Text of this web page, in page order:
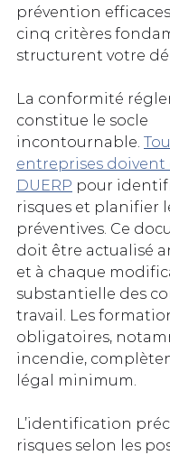
prévention
cinq critères
structurent votre
La conformité
constitue le socle
incontournable.
entreprises doivent
DUERP pour
risques et planifier
préventives. Ce
doit être actualisé
et à chaque
substantielle des
travail. Les
obligatoires,
incendie,
légal minimum.
L’identification
risques selon les